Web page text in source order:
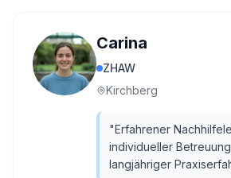
Carina
ZHAW
Kirchberg
"Erfahrener
individueller
langjähriger